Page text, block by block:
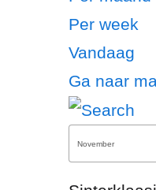
Per week
Vandaag
Ga naar